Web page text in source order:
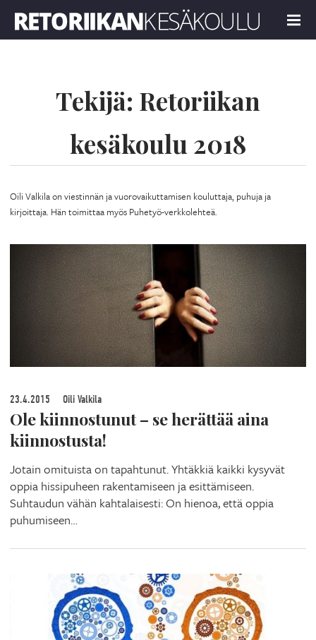
MENU
Tekijä: Retoriikan
kesäkoulu 2018
Oili Valkila on viestinnän ja vuorovaikuttamisen kouluttaja, puhuja ja
kirjoittaja. Hän toimittaa myös Puhetyö-verkkolehteä.
23.4.2015 Oili Valkila
Ole kiinnostunut – se herättää aina
kiinnostusta!
Jotain omituista on tapahtunut. Yhtäkkiä kaikki kysyvät
oppia hissipuheen rakentamiseen ja esittämiseen.
Suhtaudun vähän kahtalaisesti: On hienoa, että oppia
puhumiseen…